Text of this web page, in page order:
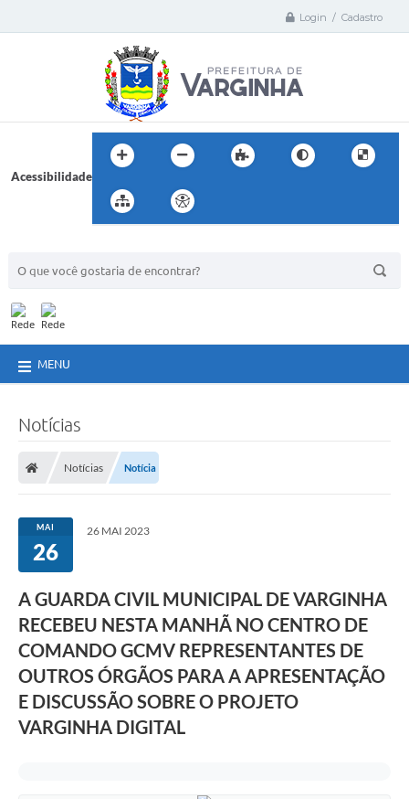
Login / Cadastro
Acessibilidade
MENU
Notícias
Notícias Notícia
MAI
26
26 MAI 2023
A GUARDA CIVIL MUNICIPAL DE VARGINHA
RECEBEU NESTA MANHÃ NO CENTRO DE
COMANDO GCMV REPRESENTANTES DE
OUTROS ÓRGÃOS PARA A APRESENTAÇÃO
E DISCUSSÃO SOBRE O PROJETO
VARGINHA DIGITAL